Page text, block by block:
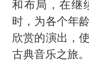
和布局，在继
时，为各个年
欣赏的演出，
古典音乐之旅。